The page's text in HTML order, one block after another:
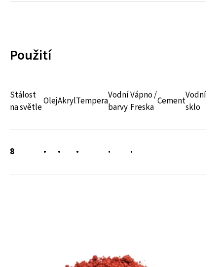
Použití
Stálost
na světle
OlejAkrylTemperaVodní
barvy
Vápno /
Freska
CementVodní
sklo
8 • • • • •